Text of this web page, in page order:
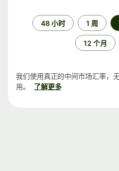
48 小时 1 周
12 个月
我们使用真正的中间市场汇率，
用。
了解更多